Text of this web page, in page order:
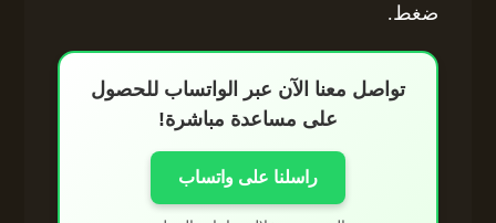
ضغط.
تواصل معنا الآن عبر الواتساب للحصول
على مساعدة مباشرة!
راسلنا على واتساب